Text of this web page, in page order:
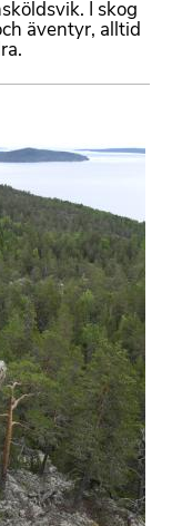
I skog
äventyr, alltid